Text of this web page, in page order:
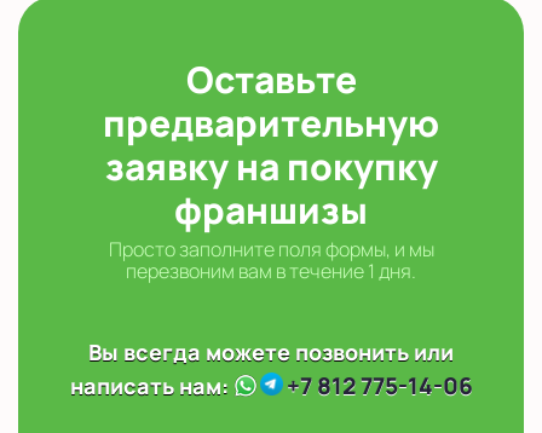
Оставьте
предварительную
заявку на покупку
франшизы
Просто заполните поля формы, и мы
перезвоним вам в течение 1 дня.
Вы всегда можете позвонить или
написать нам:
+7 812 775-14-06